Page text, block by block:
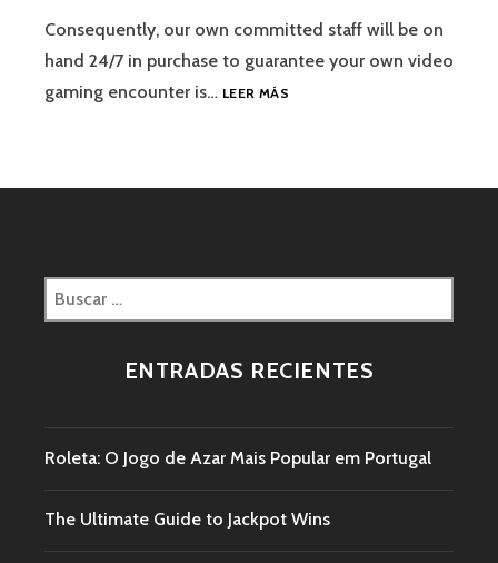
Consequently, our own committed staff will be on
hand 24/7 in purchase to guarantee your own video
gaming encounter is… LEER MÁS
ENTRADAS RECIENTES
Roleta: O Jogo de Azar Mais Popular em Portugal
The Ultimate Guide to Jackpot Wins